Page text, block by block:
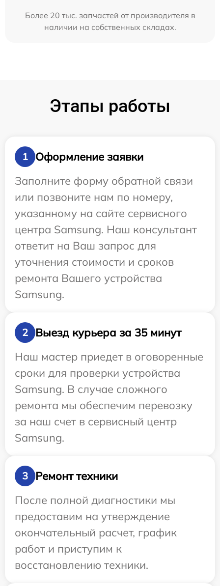
Более 20 тыс. запчастей от производителя в
наличии на собственных складах.
Этапы работы
1
Оформление заявки
Заполните форму обратной связи
или позвоните нам по номеру,
указанному на сайте сервисного
центра Samsung. Наш консультант
ответит на Ваш запрос для
уточнения стоимости и сроков
ремонта Вашего устройства
Samsung.
2
Выезд курьера за 35 минут
Наш мастер приедет в оговоренные
сроки для проверки устройства
Samsung. В случае сложного
ремонта мы обеспечим перевозку
за наш счет в сервисный центр
Samsung.
3
Ремонт техники
После полной диагностики мы
предоставим на утверждение
окончательный расчет, график
работ и приступим к
восстановлению техники.